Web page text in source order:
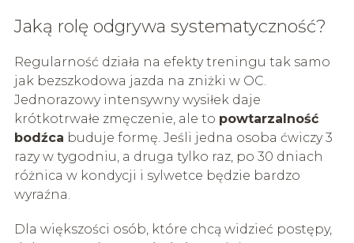
Jaką rolę odgrywa systematyczność?
Regularność działa na efekty treningu tak samo
jak bezszkodowa jazda na zniżki w OC.
Jednorazowy intensywny wysiłek daje
krótkotrwałe zmęczenie, ale to powtarzalność
bodźca buduje formę. Jeśli jedna osoba ćwiczy 3
razy w tygodniu, a druga tylko raz, po 30 dniach
różnica w kondycji i sylwetce będzie bardzo
wyraźna.
Dla większości osób, które chcą widzieć postępy,